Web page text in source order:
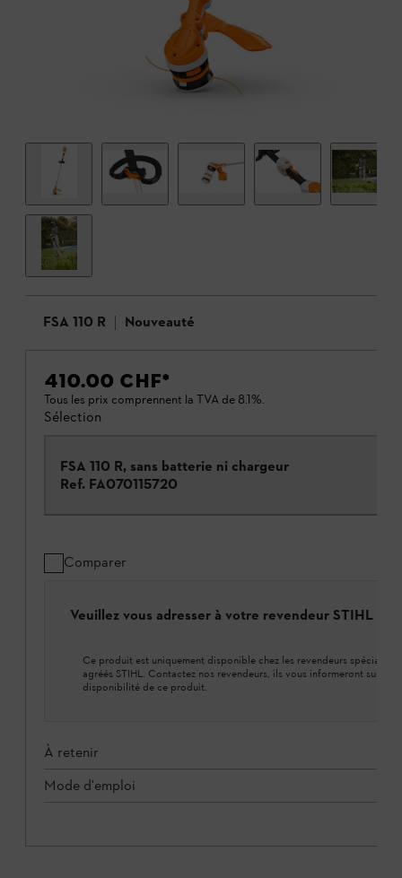
FSA 110 R Nouveauté
410.00 CHF*
Tous les prix comprennent la TVA de 8.1%.
Sélection
FSA 110 R, sans batterie ni chargeur
Ref. FA070115720
Comparer
Veuillez vous adresser à votre revendeur STIHL
Ce produit est uniquement disponible chez les revendeurs spécialisés
agréés STIHL. Contactez nos revendeurs, ils vous informeront sur la
disponibilité de ce produit.
À retenir
Mode d'emploi